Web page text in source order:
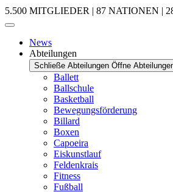
5.500 MITGLIEDER | 87 NATIONEN |
News
Abteilungen
Schließe Abteilungen Öffne
Ballett
Ballschule
Basketball
Bewegungsförderung
Billard
Boxen
Capoeira
Eiskunstlauf
Feldenkrais
Fitness
Fußball